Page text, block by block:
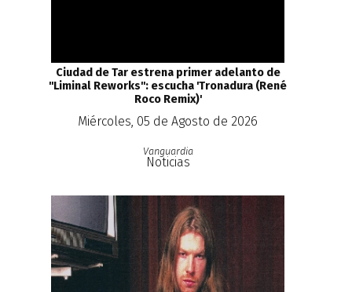
Ciudad de Tar estrena primer adelanto de
''Liminal Reworks'': escucha 'Tronadura (René
Roco Remix)'
Miércoles, 05 de Agosto de 2026
Vanguardia
Noticias